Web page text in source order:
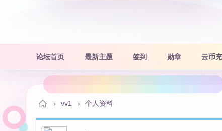
论坛首页 最新主题 签到 勋章 云币
› vv1 › 个人资料